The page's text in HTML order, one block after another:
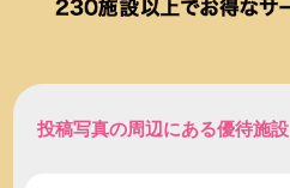
投稿写真の周辺にある優待施設